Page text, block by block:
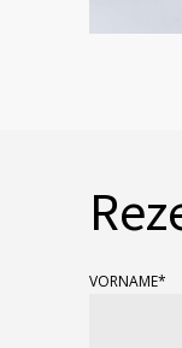
VORNAME*